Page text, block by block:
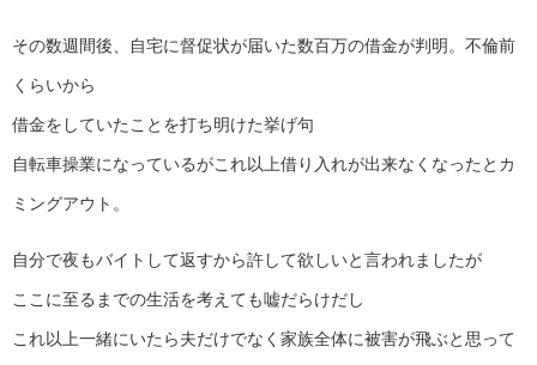
その数週間後、自宅に督促状が届いた数百万の借金が判明。不倫前
くらいから
借金をしていたことを打ち明けた挙げ句
自転車操業になっているがこれ以上借り入れが出来なくなったとカ
ミングアウト。
自分で夜もバイトして返すから許して欲しいと言われましたが
ここに至るまでの生活を考えても嘘だらけだし
これ以上一緒にいたら夫だけでなく家族全体に被害が飛ぶと思って